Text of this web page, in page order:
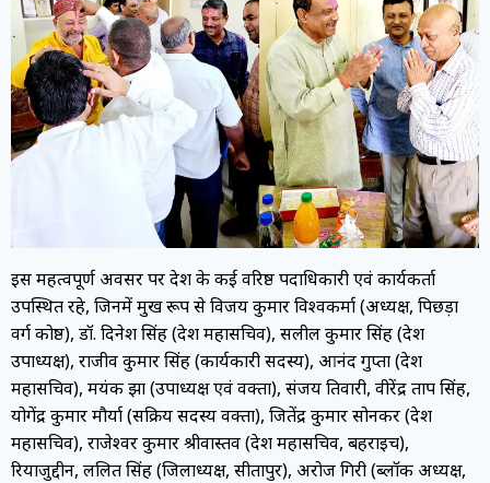
इस महत्वपूर्ण अवसर पर प्रदेश के कई वरिष्ठ पदाधिकारी एवं कार्यकर्ता
उपस्थित रहे, जिनमें प्रमुख रूप से विजय कुमार विश्वकर्मा (अध्यक्ष, पिछड़ा
वर्ग प्रकोष्ठ), डॉ. दिनेश सिंह (प्रदेश महासचिव), सलील कुमार सिंह (प्रदेश
उपाध्यक्ष), राजीव कुमार सिंह (कार्यकारी सदस्य), आनंद गुप्ता (प्रदेश
महासचिव), मयंक झा (उपाध्यक्ष एवं प्रवक्ता), संजय तिवारी, वीरेंद्र प्रताप सिंह,
योगेंद्र कुमार मौर्या (सक्रिय सदस्य प्रवक्ता), जितेंद्र कुमार सोनकर (प्रदेश
महासचिव), राजेश्वर कुमार श्रीवास्तव (प्रदेश महासचिव, बहराइच),
रियाजुद्दीन, ललित सिंह (जिलाध्यक्ष, सीतापुर), अरोज गिरी (ब्लॉक अध्यक्ष,